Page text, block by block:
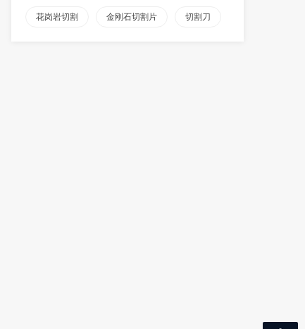
花岗岩切割 金刚石切割片 切割刀